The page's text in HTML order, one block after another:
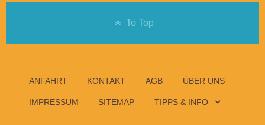
To Top
ANFAHRT KONTAKT AGB ÜBER UNS
IMPRESSUM SITEMAP TIPPS & INFO